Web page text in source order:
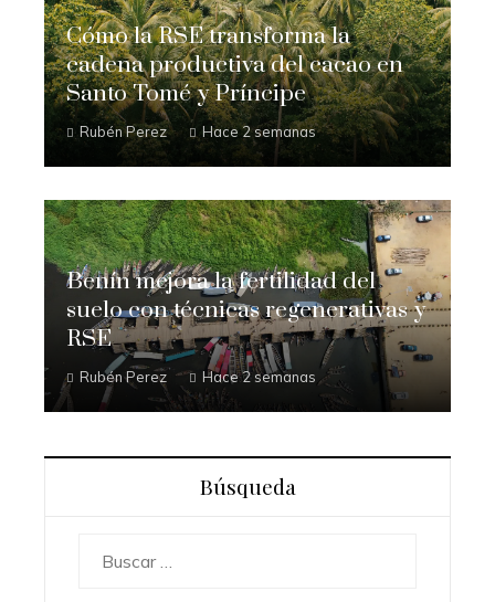
Cómo la RSE transforma la
cadena productiva del cacao en
Santo Tomé y Príncipe
Rubén Perez Hace 2 semanas
Benín mejora la fertilidad del
suelo con técnicas regenerativas y
RSE
Rubén Perez Hace 2 semanas
Búsqueda